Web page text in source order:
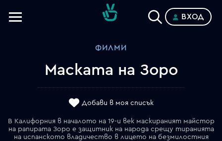
ВХОД
ФИЛМИ
Маската на Зоро
Добави в моя списък
В Калифорния в началото на 19-и век маскираният майстор
на рапирата Зоро е защитник на народа срещу тиранията
на испанското владичество в лицето на безмилостния